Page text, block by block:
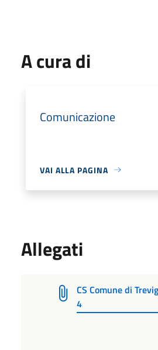
A cura di
Comunicazione
VAI ALLA PAGINA
Allegati
CS Comune di
4